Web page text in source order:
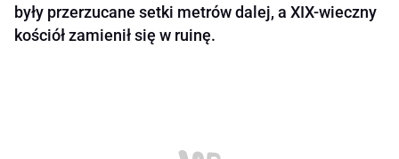
były przerzucane setki metrów dalej, a XIX-wieczny
kościół zamienił się w ruinę.